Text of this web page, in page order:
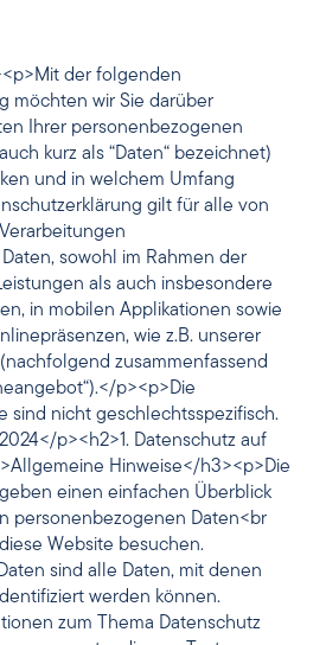
der folgenden
möchten wir Sie darüber
Ihrer personenbezogenen
kurz als “Daten“ bezeichnet)
und in welchem Umfang
gilt für alle von
sowohl im Rahmen der
als auch insbesondere
in mobilen Applikationen sowie
wie z.B. unserer
zusammenfassend
p><p>Die
sind nicht geschlechtsspezifisch.
p><h2>1. Datenschutz auf
Hinweise</h3><p>Die
einen einfachen Überblick
personenbezogenen Daten<br
Website besuchen.
sind alle Daten, mit denen
werden können.
zum Thema Datenschutz